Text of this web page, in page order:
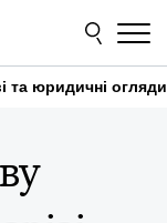
та юридичні огляди